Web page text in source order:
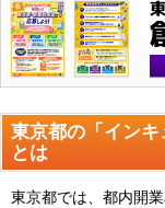
東京都の「インキ
とは
東京都では、都内開